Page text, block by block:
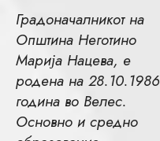
Градоначалникот на
Општина Неготино
Марија Нацева, е
родена на 28.10.1986
година во Велес.
Основно и средно